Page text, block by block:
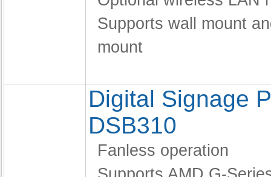
Supports wall mount
mount
Digital Signage
DSB310
Fanless operation